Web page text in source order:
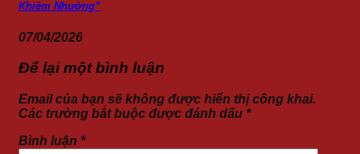
Khiêm Nhường”
07/04/2026
Để lại một bình luận
Email của bạn sẽ không được hiển thị công khai.
Các trường bắt buộc được đánh dấu *
Bình luận *